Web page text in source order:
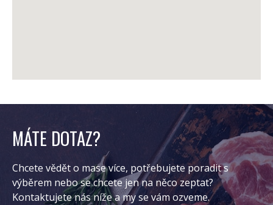
MÁTE DOTAZ?
Chcete vědět o mase více, potřebujete poradit s
výběrem nebo se chcete jen na něco zeptat?
Kontaktujete nás níže a my se vám ozveme.